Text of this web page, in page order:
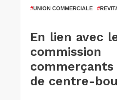
#UNION COMMERCIALE #
En lien avec
de centre-